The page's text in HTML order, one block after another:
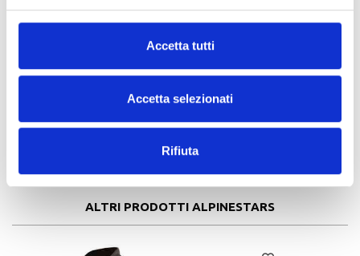
Accetta tutti
Accetta selezionati
Rifiuta
Compartimenti per fianchi possono essere aggiornati per
incorporare i protettori per fianchi Alpinestars Bio-Flex.
Dettagli riflettenti.
Cerniera di connessione in vita per un'integrazione sicura con
Cerniere YKK di alta qualità per garantire durata.
ALTRI PRODOTTI ALPINESTARS